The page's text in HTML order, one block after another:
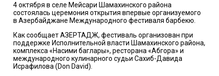
4 октября в селе Мейсари Шамахинского района
состоялась церемония открытия впервые организуемого
в Азербайджане Международного фестиваля барбекю.
Как сообщает АЗЕРТАДЖ, фестиваль организован при
поддержке Исполнительной власти Шамахинского района,
комплекса «Насими баглары», ресторана «Абгора» и
международного кулинарного судьи Сахиб-Давида
Исрафилова (Don David).